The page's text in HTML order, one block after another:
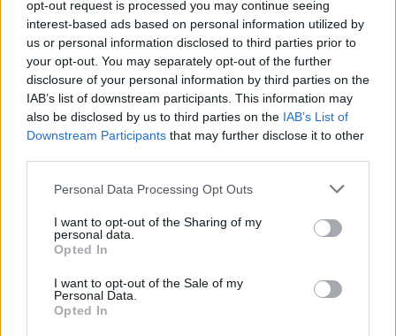
opt-out request is processed you may continue seeing
interest-based ads based on personal information utilized by
us or personal information disclosed to third parties prior to
your opt-out. You may separately opt-out of the further
disclosure of your personal information by third parties on the
IAB’s list of downstream participants. This information may
also be disclosed by us to third parties on the IAB’s List of
Downstream Participants that may further disclose it to other
Personal Data Processing Opt Outs
I want to opt-out of the Sharing of my
personal data.
Opted In
I want to opt-out of the Sale of my
Personal Data.
Opted In
σπουδαίο ηθοποιό Νίκο
Καλογερόπουλο με μια συγκινητική
ανάρτηση
SHOWBIZ
Γιολάντα Καλογεροπούλου: Ανέμελες
στιγμές στη θάλασσα με το παιδί
SHOWBIZ
Δήμητρα Παπαδήμα: Η εντυπωσιακή
και η εξομολόγηση για τη ζωή της
ΟΛΕΣ ΟΙ ΕΙΔΗΣΕΙΣ
DPG NETWORK